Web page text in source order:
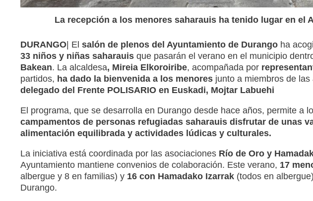
La recepción a los menores saharauis ha tenido lugar en el
DURANGO| El salón de plenos del Ayuntamiento de Durangoha
33 niños y niñas saharauisque pasarán el verano en el municipio
Bakean. La alcaldesa, Mireia Elkoroiribe, acompañada por
partidos, ha dado la bienvenida a los menoresjunto a miembros de las
delegado del Frente POLISARIO en Euskadi, Mojtar Labuehi
El programa, que se desarrolla en Durango desde hace años, permite a
campamentos de personas refugiadas saharauis disfrutar de unas
alimentación equilibrada y actividades lúdicas y culturales.
La iniciativa está coordinada por las asociaciones Río de Oro y
Ayuntamiento mantiene convenios de colaboración. Este verano, 17
albergue y 8 en familias) y 16 con Hamadako Izarrak(todos en
Durango.